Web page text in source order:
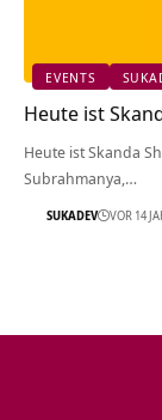
EVENTS
Heute ist
Heute ist Skanda
Subrahmanya,…
SUKADEV VOR 14